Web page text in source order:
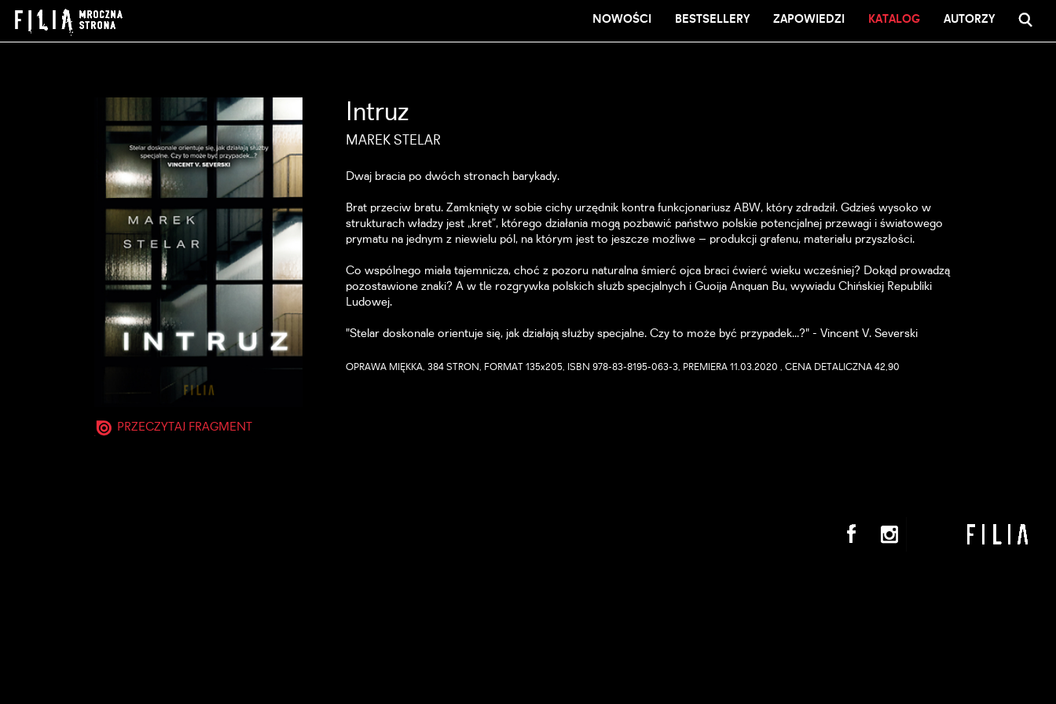
NOWOŚCI BESTSELLERY ZAPOWIEDZI KATALOG AUTORZY
PRZECZYTAJ FRAGMENT
Intruz
MAREK STELAR
Dwaj bracia po dwóch stronach barykady.
Brat przeciw bratu. Zamknięty w sobie cichy urzędnik kontra funkcjonariusz ABW, który zdradził. Gdzieś wysoko w
strukturach władzy jest „kret”, którego działania mogą pozbawić państwo polskie potencjalnej przewagi i światowego
prymatu na jednym z niewielu pól, na którym jest to jeszcze możliwe – produkcji grafenu, materiału przyszłości.
Co wspólnego miała tajemnicza, choć z pozoru naturalna śmierć ojca braci ćwierć wieku wcześniej? Dokąd prowadzą
pozostawione znaki? A w tle rozgrywka polskich służb specjalnych i Guoija Anquan Bu, wywiadu Chińskiej Republiki
Ludowej.
"Stelar doskonale orientuje się, jak działają służby specjalne. Czy to może być przypadek...?" - Vincent V. Severski
OPRAWA MIĘKKA, 384 STRON, FORMAT 135x205, ISBN 978-83-8195-063-3, PREMIERA 11.03.2020 , CENA DETALICZNA 42,90